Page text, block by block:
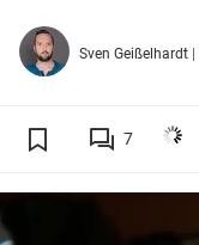
Sven Geißelhardt |
7